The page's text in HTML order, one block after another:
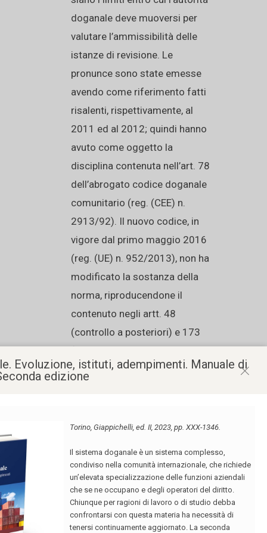
doganale deve muoversi per
valutare l’ammissibilità delle
istanze di revisione. Le
pronunce sono state emesse
avendo come riferimento fatti
risalenti, rispettivamente, al
2011 ed al 2012; quindi hanno
avuto come oggetto la
disciplina contenuta nell’art. 78
dell’abrogato codice doganale
comunitario (reg. (CEE) n.
2913/92). Il nuovo codice, in
vigore dal primo maggio 2016
(reg. (UE) n. 952/2013), non ha
modificato la sostanza della
norma, riproducendone il
contenuto negli artt. 48
(controllo a posteriori) e 173
dichiarazione in dogana ad
pacificamente ritenere
normativo attualmente vigente
e contenuto nel codice
doganale dell’Unione (CDU
2013). Una delle due sentenze,
Evoluzione, istituti, adempimenti. Manuale di
edizione